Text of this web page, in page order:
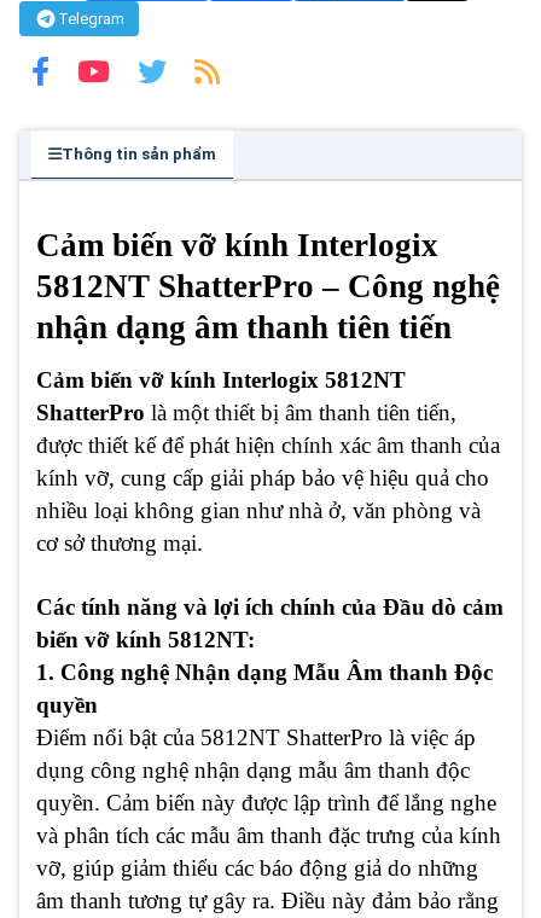
Telegram
Thông tin sản phẩm
Cảm biến vỡ kính Interlogix
5812NT ShatterPro – Công nghệ
nhận dạng âm thanh tiên tiến
Cảm biến vỡ kính Interlogix 5812NT
ShatterPro là một thiết bị âm thanh tiên tiến,
được thiết kế để phát hiện chính xác âm thanh của
kính vỡ, cung cấp giải pháp bảo vệ hiệu quả cho
nhiều loại không gian như nhà ở, văn phòng và
cơ sở thương mại.
Các tính năng và lợi ích chính của Đầu dò cảm
biến vỡ kính 5812NT:
1. Công nghệ Nhận dạng Mẫu Âm thanh Độc
quyền
Điểm nổi bật của 5812NT ShatterPro là việc áp
dụng công nghệ nhận dạng mẫu âm thanh độc
quyền. Cảm biến này được lập trình để lắng nghe
và phân tích các mẫu âm thanh đặc trưng của kính
vỡ, giúp giảm thiểu các báo động giả do những
âm thanh tương tự gây ra. Điều này đảm bảo rằng